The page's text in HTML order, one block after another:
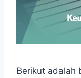
Berikut adalah